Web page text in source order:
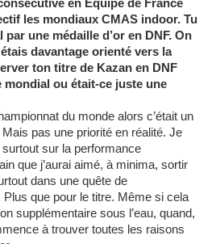
les mondiaux CMAS indoor. Tu
une médaille d’or en DNF. On
davantage orienté vers la
ton titre de Kazan en DNF
ou était-ce juste une
du monde alors c’était un
pas une priorité en réalité. Je
sur la performance
que j’aurai aimé, à minima, sortir
dans une quête de
que pour le titre. Même si cela
supplémentaire sous l’eau, quand,
à trouver toutes les raisons